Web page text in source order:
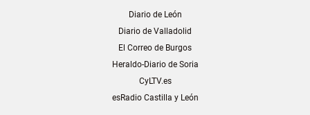
Diario de León
Diario de Valladolid
El Correo de Burgos
Heraldo-Diario de Soria
CyLTV.es
esRadio Castilla y León